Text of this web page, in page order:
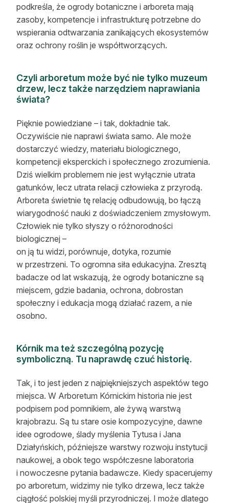
podkreśla, że ogrody botaniczne i arboreta mają
zasoby, kompetencje i infrastrukturę potrzebne do
wspierania odtwarzania zanikających ekosystemów
oraz ochrony roślin je współtworzących.
Czyli arboretum może być nie tylko muzeum
drzew, lecz także narzędziem naprawiania
świata?
Pięknie powiedziane – i tak, dokładnie tak.
Oczywiście nie naprawi świata samo. Ale może
dostarczyć wiedzy, materiału biologicznego,
kompetencji eksperckich i społecznego zrozumienia.
Dziś wielkim problemem nie jest wyłącznie utrata
gatunków, lecz utrata relacji człowieka z przyrodą.
Arboreta świetnie tę relację odbudowują, bo łączą
wiarygodność nauki z doświadczeniem zmysłowym.
Człowiek nie tylko słyszy o różnorodności
biologicznej –
on ją tu widzi, porównuje, dotyka, rozumie
w przestrzeni. To ogromna siła edukacyjna. Zresztą
badacze od lat wskazują, że ogrody botaniczne są
miejscem, gdzie badania, ochrona, dobrostan
społeczny i edukacja mogą działać razem, a nie
osobno.
Kórnik ma też szczególną pozycję
symboliczną. Tu naprawdę czuć historię.
Tak, i to jest jeden z najpiękniejszych aspektów tego
miejsca. W Arboretum Kórnickim historia nie jest
podpisem pod pomnikiem, ale żywą warstwą
krajobrazu. Są tu stare osie kompozycyjne, dawne
idee ogrodowe, ślady myślenia Tytusa i Jana
Działyńskich, późniejsze warstwy rozwoju instytucji
naukowej, a obok tego współczesne laboratoria
i nowoczesne pytania badawcze. Kiedy spacerujemy
po arboretum, widzimy nie tylko drzewa, lecz także
ciągłość polskiej myśli przyrodniczej. I może dlatego